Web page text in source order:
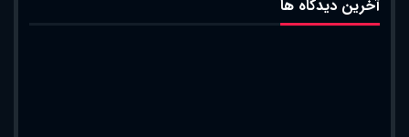
آخرین دیدگاه ها